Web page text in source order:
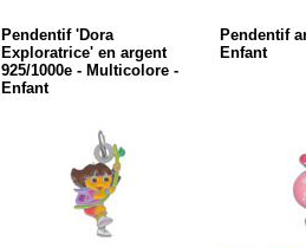
Pendentif 'Dora
Exploratrice' en argent
925/1000e - Multicolore -
Enfant
Pendentif
Enfant